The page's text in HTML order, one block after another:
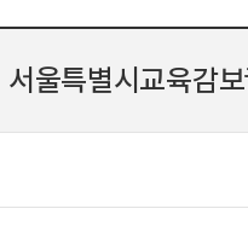
서울특별시교육감